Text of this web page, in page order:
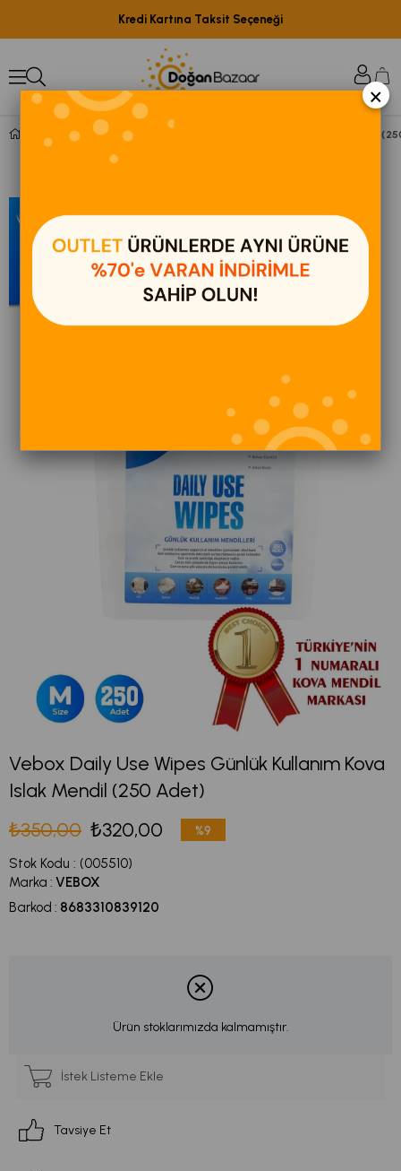
Kredi Kartına Taksit Seçeneği
Vebox Daily Use Wipes Günlük Kullanım Kova Islak Mendil
Vebox Daily Use Wipes Günlük Kullanım Kova
Islak Mendil (250 Adet)
₺350,00 ₺320,00 %9
Stok Kodu
(005510)
Marka : VEBOX
Barkod : 8683310839120
Ürün stoklarımızda kalmamıştır.
İstek Listeme Ekle
Tavsiye Et
×